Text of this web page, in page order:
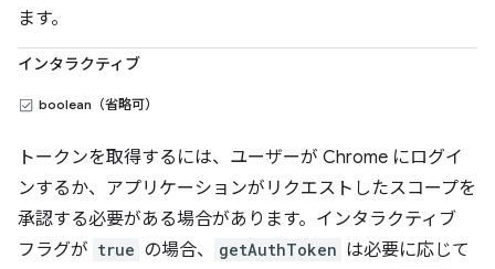
ます。
インタラクティブ
boolean（省略可）
トークンを取得するには、ユーザーが Chrome にログイ
ンするか、アプリケーションがリクエストしたスコープを
承認する必要がある場合があります。インタラクティブ
フラグが true の場合、 getAuthToken は必要に応じて